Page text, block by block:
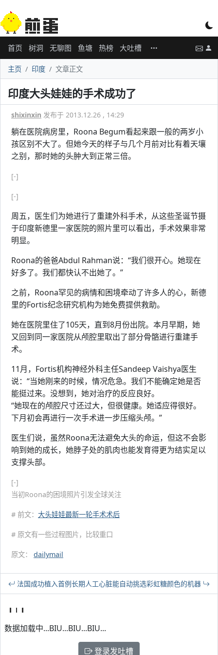
首页 树洞 无聊图 鱼塘 热榜 大吐槽
主页 印度 文章正文
印度大头娃娃的手术成功了
shixinxin 发布于 2013.12.26 , 14:29
躺在医院病房里，Roona Begum看起来跟一般的两岁小
孩区别不大了。但她今天的样子与几个月前对比有着天壤
之别，那时她的头肿大到正常三倍。
[-]
[-]
周五，医生们为她进行了重建外科手术，从这些圣诞节摄
于印度新德里一家医院的照片里可以看出，手术效果非常
明显。
Roona的爸爸Abdul Rahman说：“我们很开心。她现在
好多了。我们都快认不出她了。”
之前，Roona罕见的病情和困境牵动了许多人的心，新德
里的Fortis纪念研究机构为她免费提供救助。
她在医院里住了105天，直到8月份出院。本月早期，她
又回到同一家医院从颅腔里取出了部分骨骼进行重建手
术。
11月，Fortis机构神经外科主任Sandeep Vaishya医生
说：“当她刚来的时候，情况危急。我们不能确定她是否
能挺过来。没想到，她对治疗的反应良好。
“她现在的颅腔尺寸还过大，但很健康。她适应得很好。
下月初会再进行一次手术进一步压缩头颅。”
医生们说，虽然Roona无法避免大头的命运，但这不会影
响到她的成长，她脖子处的肌肉也能发育得更为结实足以
支撑头部。
[-]
当初Roona的困境照片引发全球关注
# 前文： 大头娃娃最新一轮手术术后
# 原文有一些过程图片，比较重口
原文： dailymail
法国成功植入首例长期人工心脏能自动挑选彩虹糖颜色的机器
数据加载中...BIU...BIU...BIU...
登录发吐槽